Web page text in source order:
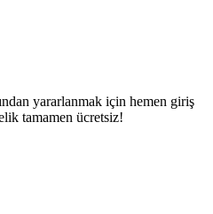
yararlanmak için hemen giriş
tamamen ücretsiz!